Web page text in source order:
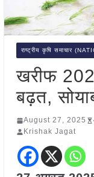
राष्ट्रीय कृषि समाचार
खरीफ
बढ़त,
August 27, 2025
Krishak Jagat